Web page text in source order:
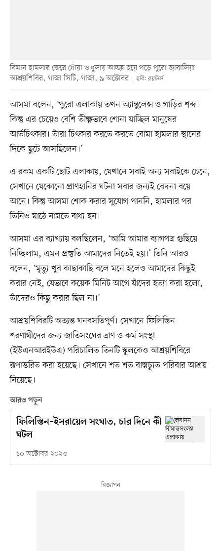
বিমান হামলার জেরে ধোঁয়া ও ধুলায় আচ্ছন্ন হয়ে পড়ে পুরো জাবালিয়া
আশ্রয়শিবির, গাজা সিটি, গাজা, ৯ অক্টোবর
ছবি: রয়টার্স
আসমা বলেন, ‘পুরো এলাকায় তখন অ্যাম্বুলেন্স ও গাড়ির শব্দ।
কিন্তু এর চেয়েও বেশি তীক্ষ্ণভাবে শোনা যাচ্ছিল মানুষের
আর্তচিৎকার। তাঁরা চিৎকার করতে করতে বোমা হামলার স্থানের
দিকে ছুটে আসছিলেন।’
এ রকম একটি ছোট এলাকায়, যেখানে সবাই অন্য সবাইকে চেনে,
সেখানে যেকোনো প্রাণহানির ঘটনা সবার জন্যই বেদনা বয়ে
আনে। কিন্তু আসমা শোক করার সুযোগ পাননি, হামলার পর
তিনিও মাঠে নামতে বাধ্য হন।
আসমা এর ব্যাখ্যায় বলছিলেন, ‘আমি আমার ব্যাগপত্র গুছিয়ে
নিচ্ছিলাম, এমন প্রস্তুতি আমাদের নিতেই হয়।’ তিনি আরও
বলেন, ‘মৃত্যু খুব কাছাকাছি বলে মনে হলেও আমাদের কিছুই
করার নেই, যেভাবে কয়েক মিনিট আগে যাঁদের হত্যা করা হলো,
তাঁদেরও কিছু করার ছিল না।’
আশ্রয়শিবিরটি অত্যন্ত ঘনবসতিপূর্ণ। সেখানে ফিলিস্তিন
শরণার্থীদের জন্য জাতিসংঘের ত্রাণ ও কর্ম সংস্থা
(ইউএনআরইউএ) পরিচালিত তিনটি স্কুলকেও আশ্রয়শিবিরে
রূপান্তরিত করা হয়েছে। সেখানে শত শত বাস্তুচ্যুত পরিবার আশ্রয়
নিয়েছে।
আরও পড়ুন
ফিলিস্তিন–ইসরায়েল সংঘাত, চার দিনে কী
ঘটল
১০ অক্টোবর ২০২৩